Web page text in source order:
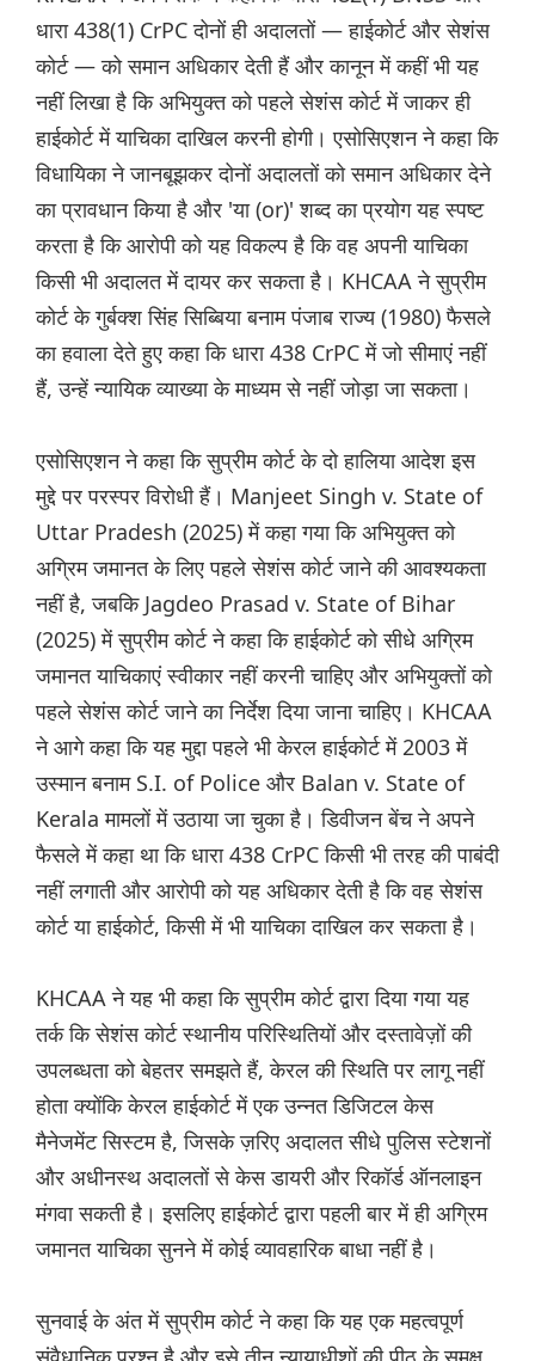
धारा 438(1) CrPC दोनों ही अदालतों — हाईकोर्ट और सेशंस
कोर्ट — को समान अधिकार देती हैं और कानून में कहीं भी यह
नहीं लिखा है कि अभियुक्त को पहले सेशंस कोर्ट में जाकर ही
हाईकोर्ट में याचिका दाखिल करनी होगी। एसोसिएशन ने कहा कि
विधायिका ने जानबूझकर दोनों अदालतों को समान अधिकार देने
का प्रावधान किया है और 'या (or)' शब्द का प्रयोग यह स्पष्ट
करता है कि आरोपी को यह विकल्प है कि वह अपनी याचिका
किसी भी अदालत में दायर कर सकता है। KHCAA ने सुप्रीम
कोर्ट के गुर्बक्श सिंह सिब्बिया बनाम पंजाब राज्य (1980) फैसले
का हवाला देते हुए कहा कि धारा 438 CrPC में जो सीमाएं नहीं
हैं, उन्हें न्यायिक व्याख्या के माध्यम से नहीं जोड़ा जा सकता।
एसोसिएशन ने कहा कि सुप्रीम कोर्ट के दो हालिया आदेश इस
मुद्दे पर परस्पर विरोधी हैं। Manjeet Singh v. State of
Uttar Pradesh (2025) में कहा गया कि अभियुक्त को
अग्रिम जमानत के लिए पहले सेशंस कोर्ट जाने की आवश्यकता
नहीं है, जबकि Jagdeo Prasad v. State of Bihar
(2025) में सुप्रीम कोर्ट ने कहा कि हाईकोर्ट को सीधे अग्रिम
जमानत याचिकाएं स्वीकार नहीं करनी चाहिए और अभियुक्तों को
पहले सेशंस कोर्ट जाने का निर्देश दिया जाना चाहिए। KHCAA
ने आगे कहा कि यह मुद्दा पहले भी केरल हाईकोर्ट में 2003 में
उस्मान बनाम S.I. of Police और Balan v. State of
Kerala मामलों में उठाया जा चुका है। डिवीजन बेंच ने अपने
फैसले में कहा था कि धारा 438 CrPC किसी भी तरह की पाबंदी
नहीं लगाती और आरोपी को यह अधिकार देती है कि वह सेशंस
कोर्ट या हाईकोर्ट, किसी में भी याचिका दाखिल कर सकता है।
KHCAA ने यह भी कहा कि सुप्रीम कोर्ट द्वारा दिया गया यह
तर्क कि सेशंस कोर्ट स्थानीय परिस्थितियों और दस्तावेज़ों की
उपलब्धता को बेहतर समझते हैं, केरल की स्थिति पर लागू नहीं
होता क्योंकि केरल हाईकोर्ट में एक उन्नत डिजिटल केस
मैनेजमेंट सिस्टम है, जिसके ज़रिए अदालत सीधे पुलिस स्टेशनों
और अधीनस्थ अदालतों से केस डायरी और रिकॉर्ड ऑनलाइन
मंगवा सकती है। इसलिए हाईकोर्ट द्वारा पहली बार में ही अग्रिम
जमानत याचिका सुनने में कोई व्यावहारिक बाधा नहीं है।
सुनवाई के अंत में सुप्रीम कोर्ट ने कहा कि यह एक महत्वपूर्ण